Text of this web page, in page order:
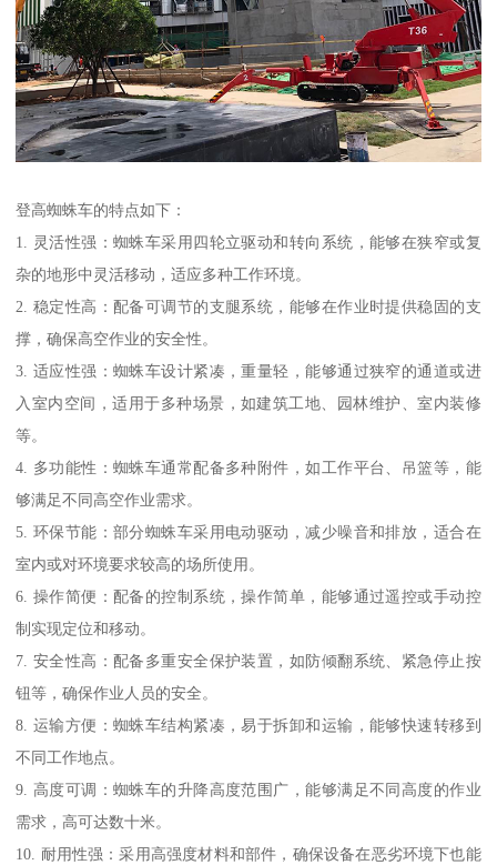
登高蜘蛛车的特点如下：
1. 灵活性强：蜘蛛车采用四轮立驱动和转向系统，能够在狭窄或复
杂的地形中灵活移动，适应多种工作环境。
2. 稳定性高：配备可调节的支腿系统，能够在作业时提供稳固的支
撑，确保高空作业的安全性。
3. 适应性强：蜘蛛车设计紧凑，重量轻，能够通过狭窄的通道或进
入室内空间，适用于多种场景，如建筑工地、园林维护、室内装修
等。
4. 多功能性：蜘蛛车通常配备多种附件，如工作平台、吊篮等，能
够满足不同高空作业需求。
5. 环保节能：部分蜘蛛车采用电动驱动，减少噪音和排放，适合在
室内或对环境要求较高的场所使用。
6. 操作简便：配备的控制系统，操作简单，能够通过遥控或手动控
制实现定位和移动。
7. 安全性高：配备多重安全保护装置，如防倾翻系统、紧急停止按
钮等，确保作业人员的安全。
8. 运输方便：蜘蛛车结构紧凑，易于拆卸和运输，能够快速转移到
不同工作地点。
9. 高度可调：蜘蛛车的升降高度范围广，能够满足不同高度的作业
需求，高可达数十米。
10. 耐用性强：采用高强度材料和部件，确保设备在恶劣环境下也能